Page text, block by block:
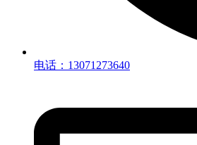
电话：13071273640